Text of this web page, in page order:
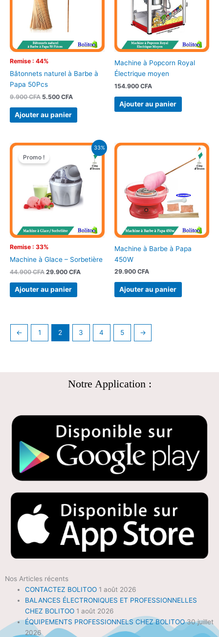
Remise : 44%
Bâtonnets naturel à Barbe à
Papa 50Pcs
9.900CFA 5.500 CFA
Ajouter au panier
Machine à Popcorn Royal
Électrique moyen
154.900 CFA
Ajouter au panier
33%
Remise : 33%
Promo !
Machine à Glace – Sorbetière
44.900CFA
Le
initial
était :
44.900 CFA.
29.900 CFA
Le
actuel
est :
29.900 CFA.
Ajouter au panier
Machine à Barbe à Papa
450W
29.900 CFA
Ajouter au panier
← 1 2 3 4 5 →
Notre Application :
Nos Articles récents
CONTACTEZ BOLITOO 1 août 2026
BALANCES ÉLECTRONIQUES ET PROFESSIONNELLES
CHEZ BOLITOO 1 août 2026
ÉQUIPEMENTS PROFESSIONNELS CHEZ BOLITOO 30 juillet
2026